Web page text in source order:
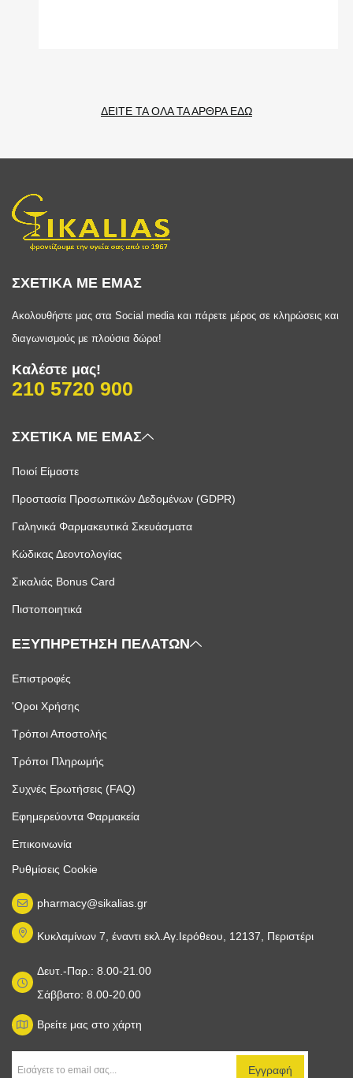
ΔΕΙΤΕ ΤΑ ΟΛΑ ΤΑ ΑΡΘΡΑ ΕΔΩ
ΣΧΕΤΙΚΑ ΜΕ ΕΜΑΣ
Ακολουθήστε μας στα Social media και πάρετε μέρος σε κληρώσεις και
διαγωνισμούς με πλούσια δώρα!
Καλέστε μας!
210 5720 900
ΣΧΕΤΙΚΑ ΜΕ ΕΜΑΣ
Ποιοί Είμαστε
Προστασία Προσωπικών Δεδομένων (GDPR)
Γαληνικά Φαρμακευτικά Σκευάσματα
Κώδικας Δεοντολογίας
Σικαλιάς Bonus Card
Πιστοποιητικά
ΕΞΥΠΗΡΕΤΗΣΗ ΠΕΛΑΤΩΝ
Επιστροφές
'Οροι Χρήσης
Τρόποι Αποστολής
Τρόποι Πληρωμής
Συχνές Ερωτήσεις (FAQ)
Εφημερεύοντα Φαρμακεία
Επικοινωνία
Ρυθμίσεις Cookie
pharmacy@sikalias.gr
Κυκλαμίνων 7, έναντι εκλ.Αγ.Ιερόθεου, 12137, Περιστέρι
Δευτ.-Παρ.: 8.00-21.00
Σάββατο: 8.00-20.00
Βρείτε μας στο χάρτη